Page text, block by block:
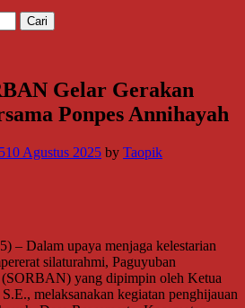
Gelar Gerakan
Ponpes Annihayah
10 Agustus 2025 by Taopik
– Dalam upaya menjaga kelestarian
silaturahmi, Paguyuban
yang dipimpin oleh Ketua
melaksanakan kegiatan penghijauan